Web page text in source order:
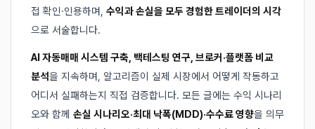
접 확인·인용하며, 수익과 손실을 모두 경험한 트레이더의 시각
으로 서술합니다.
AI 자동매매 시스템 구축, 백테스팅 연구, 브로커·플랫폼 비교
분석을 지속하며, 알고리즘이 실제 시장에서 어떻게 작동하고
어디서 실패하는지 직접 검증합니다. 모든 글에는 수익 시나리
오와 함께 손실 시나리오·최대 낙폭(MDD)·수수료 영향을 의무